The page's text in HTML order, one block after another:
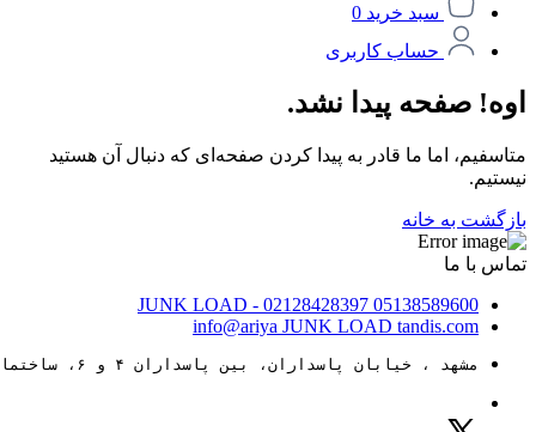
سبد خرید 0
حساب کاربری
اوه! صفحه پیدا نشد.
متاسفیم، اما ما قادر به پیدا کردن صفحه‌ای که دنبال آن هستید
نیستیم.
بازگشت به خانه
تماس با ما
05138589600
JUNK LOAD - 02128428397
info@ariya JUNK LOAD tandis.com
مشهد ، خیابان پاسداران، بین پاسداران ۴ و ۶، ساختمان ۸۸